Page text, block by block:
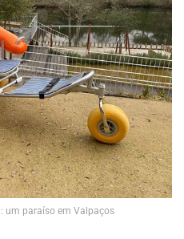
um paraíso em Valpaços